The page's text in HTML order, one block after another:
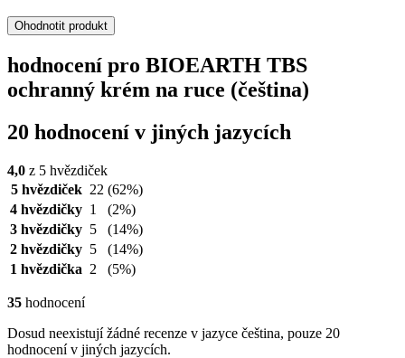
Ohodnotit produkt
hodnocení pro BIOEARTH TBS
ochranný krém na ruce (čeština)
20 hodnocení v jiných jazycích
4,0 z 5 hvězdiček
5 hvězdiček 22 (62%)
4 hvězdičky 1
(2%)
3 hvězdičky 5
(14%)
2 hvězdičky 5
(14%)
1 hvězdička 2 (5%)
35 hodnocení
Dosud neexistují žádné recenze v jazyce čeština, pouze 20
hodnocení v jiných jazycích.